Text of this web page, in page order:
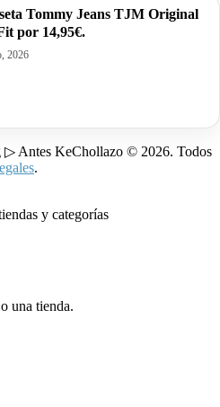
Tommy Jeans TJM Original
por 14,95€.
2026
Antes KeChollazo © 2026. Todos
.
y categorías
una tienda.